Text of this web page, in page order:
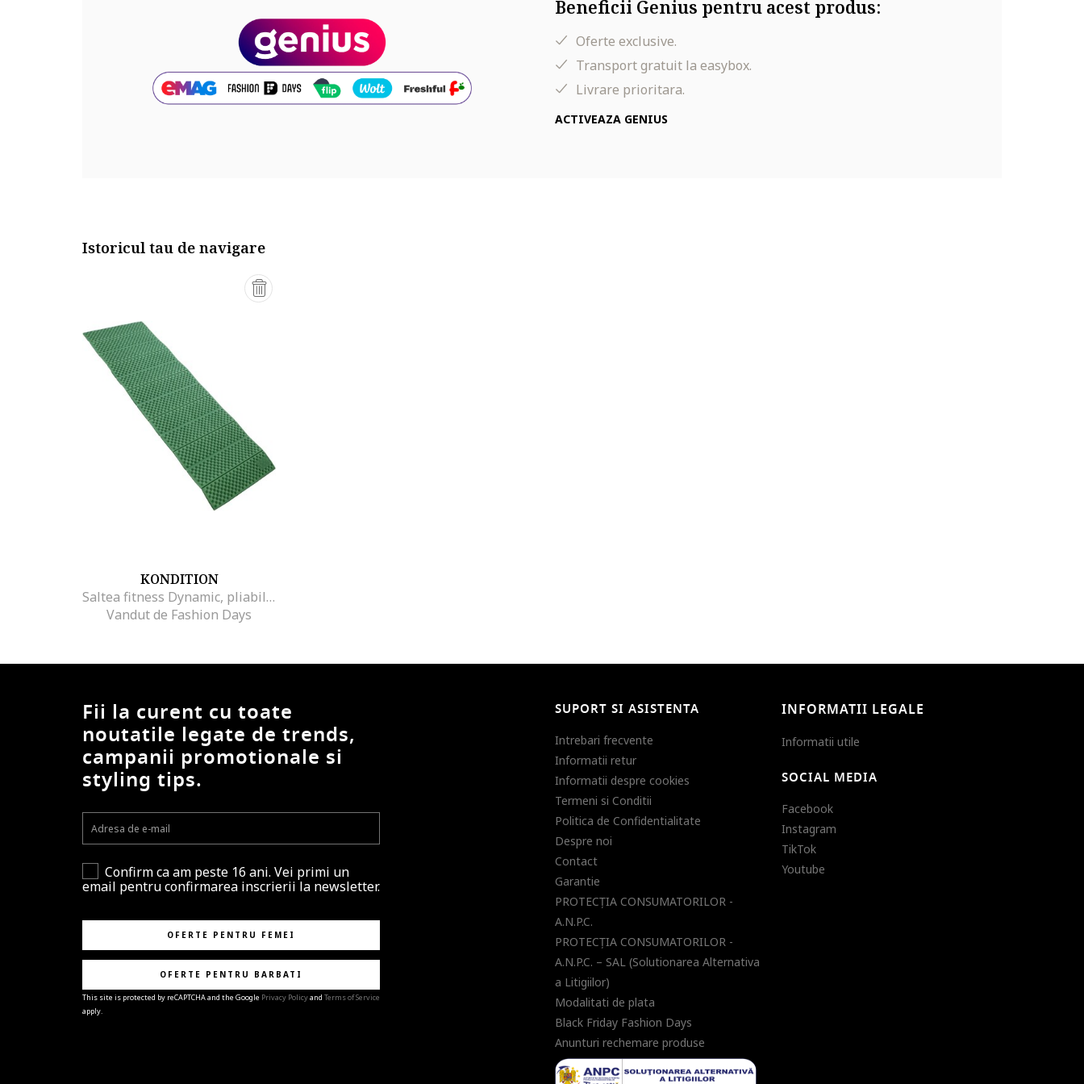
Part number key:
DXDQL2MBM
Beneficii Genius pentru acest produs:
Oferte exclusive.
Transport gratuit la easybox.
Livrare prioritara.
ACTIVEAZA GENIUS
Istoricul tau de navigare
KONDITION
Saltea fitness Dynamic, pliabila, material XPE, 175 x 58 x 0,7 cm
Vandut de Fashion Days
Fii la curent cu toate
noutatile legate de trends,
campanii promotionale si
styling tips.
Confirm ca am peste 16 ani. Vei primi un
email pentru confirmarea inscrierii la newsletter.
OFERTE PENTRU FEMEI
OFERTE PENTRU BARBATI
This site is protected by reCAPTCHA and the Google Privacy Policyand Terms of Service
apply.
SUPORT SI ASISTENTA
Intrebari frecvente
Informatii retur
Informatii despre cookies
Termeni si Conditii
Politica de Confidentialitate
Despre noi
Contact
Garantie
PROTECŢIA CONSUMATORILOR -
A.N.P.C.
PROTECŢIA CONSUMATORILOR -
A.N.P.C. – SAL (Solutionarea Alternativa
a Litigiilor)
Modalitati de plata
Black Friday Fashion Days
Anunturi rechemare produse
INFORMATII LEGALE
Informatii utile
SOCIAL MEDIA
Facebook
Instagram
TikTok
Youtube